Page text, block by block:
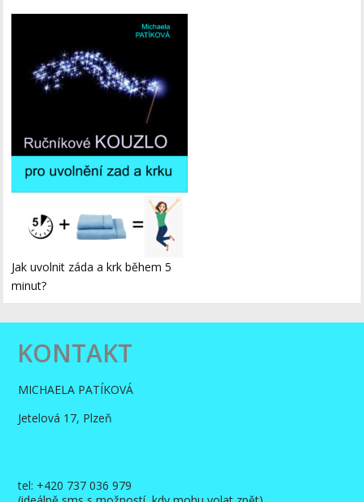
Jak uvolnit záda a krk během 5
minut?
KONTAKT
MICHAELA PATÍKOVÁ
Jetelová 17, Plzeň
tel: +420 737 036 979